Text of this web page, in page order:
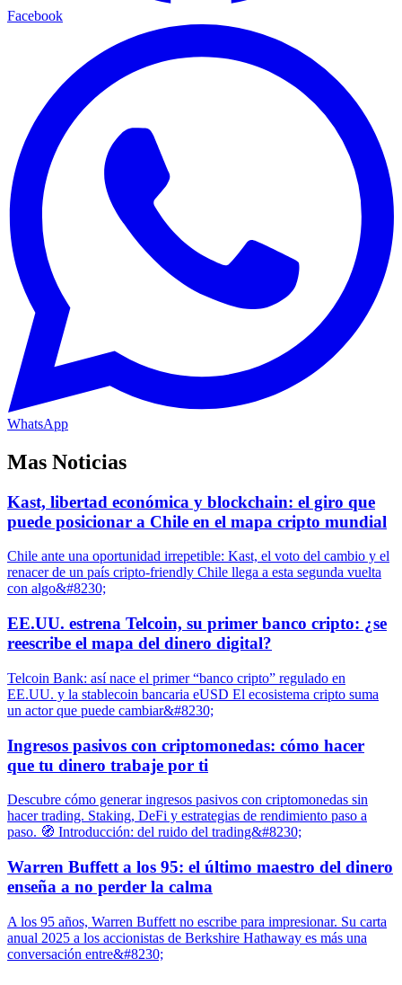
Facebook
WhatsApp
Mas Noticias
Kast, libertad económica y blockchain: el giro que
puede posicionar a Chile en el mapa cripto mundial
Chile ante una oportunidad irrepetible: Kast, el voto del cambio y el
renacer de un país cripto-friendly Chile llega a esta segunda vuelta
con algo&#8230;
EE.UU. estrena Telcoin, su primer banco cripto: ¿se
reescribe el mapa del dinero digital?
Telcoin Bank: así nace el primer “banco cripto” regulado en
EE.UU. y la stablecoin bancaria eUSD El ecosistema cripto suma
un actor que puede cambiar&#8230;
Ingresos pasivos con criptomonedas: cómo hacer
que tu dinero trabaje por ti
Descubre cómo generar ingresos pasivos con criptomonedas sin
hacer trading. Staking, DeFi y estrategias de rendimiento paso a
paso. 🧭 Introducción: del ruido del trading&#8230;
Warren Buffett a los 95: el último maestro del dinero
enseña a no perder la calma
A los 95 años, Warren Buffett no escribe para impresionar. Su carta
anual 2025 a los accionistas de Berkshire Hathaway es más una
conversación entre&#8230;